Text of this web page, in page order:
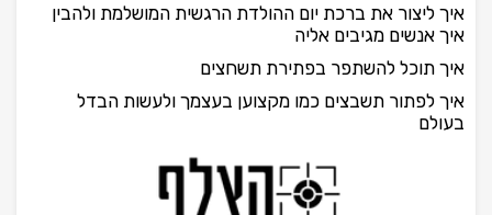
איך ליצור את ברכת יום ההולדת הרגשית המושלמת ולהבין
איך אנשים מגיבים אליה
איך תוכל להשתפר בפתירת תשחצים
איך לפתור תשבצים כמו מקצוען בעצמך ולעשות הבדל
בעולם